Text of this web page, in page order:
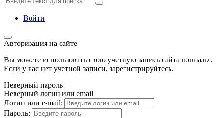
Войти
Авторизация на сайте
Вы можете использовать свою учетную запись сайта norma.uz.
Если у вас нет учетной записи, зарегистрируйтесь.
Неверный пароль
Неверный логин или email
Логин или e-mail:
Пароль: